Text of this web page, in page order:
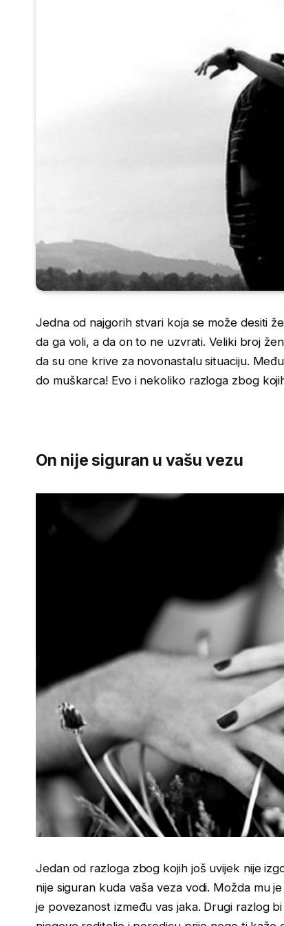
Jedna od najgorih stvari koja se može desiti
da ga voli, a da on to ne uzvrati. Veliki broj
da su one krive za novonastalu situaciju.
do muškarca! Evo i nekoliko razloga zbog
On nije siguran u vašu vezu
Jedan od razloga zbog kojih još uvijek nije
nije siguran kuda vaša veza vodi. Možda mu
je povezanost između vas jaka. Drugi razlog